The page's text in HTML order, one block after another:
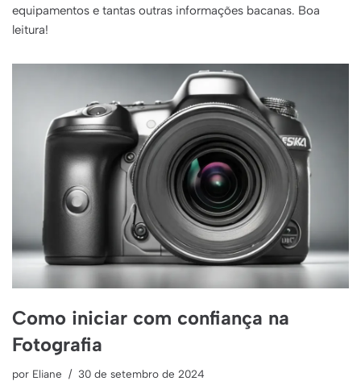
equipamentos e tantas outras informações bacanas. Boa
leitura!
Como iniciar com confiança na
Fotografia
por Eliane 30 de setembro de 2024